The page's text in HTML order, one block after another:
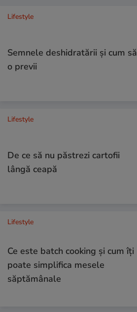
Lifestyle
Semnele deshidratării și cum să
o previi
Lifestyle
De ce să nu păstrezi cartofii
lângă ceapă
Lifestyle
Ce este batch cooking și cum îți
poate simplifica mesele
săptămânale